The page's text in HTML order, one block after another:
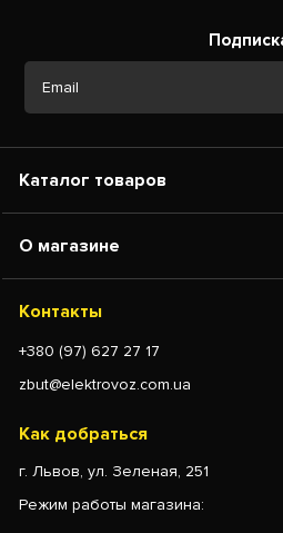
Каталог товаров
О магазине
Контакты
+380 (97) 627 27 17
zbut@elektrovoz.com.ua
Как добраться
г. Львов, ул. Зеленая, 251
Режим работы магазина: